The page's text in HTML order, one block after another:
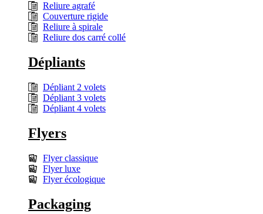
Reliure agrafé
Couverture rigide
Reliure à spirale
Reliure dos carré collé
Dépliants
Dépliant 2 volets
Dépliant 3 volets
Dépliant 4 volets
Flyers
Flyer classique
Flyer luxe
Flyer écologique
Packaging